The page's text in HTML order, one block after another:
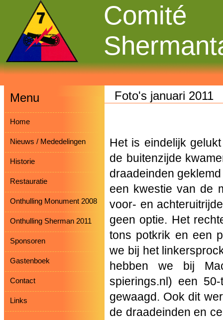
Comité
Menu
Home
Nieuws / Mededelingen
Historie
Restauratie
Onthulling Monument 2008
Onthulling Sherman 2011
Sponsoren
Gastenboek
Contact
Links
Het is eindelijk
de buitenzijde
draadeinden
een kwestie van de
voor- en
geen optie. Het
tons potkrik en een
we bij het
hebben we bij
spierings.nl) een
gewaagd. Ook dit
de draadeinden en
Foto's januari 2011